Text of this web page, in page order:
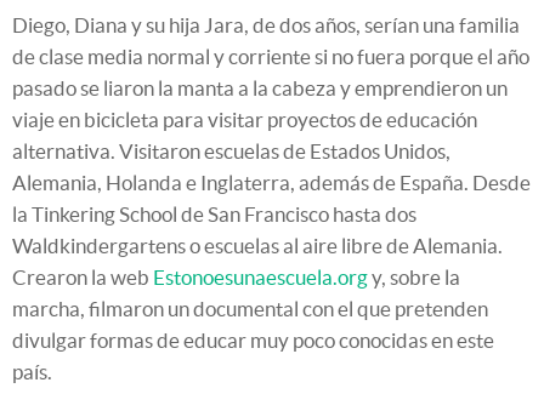
Diego, Diana y su hija Jara, de dos años, serían una familia
de clase media normal y corriente si no fuera porque el año
pasado se liaron la manta a la cabeza y emprendieron un
viaje en bicicleta para visitar proyectos de educación
alternativa. Visitaron escuelas de Estados Unidos,
Alemania, Holanda e Inglaterra, además de España. Desde
la Tinkering School de San Francisco hasta dos
Waldkindergartens o escuelas al aire libre de Alemania.
Crearon la web Estonoesunaescuela.orgy, sobre la
marcha, filmaron un documental con el que pretenden
divulgar formas de educar muy poco conocidas en este
país.